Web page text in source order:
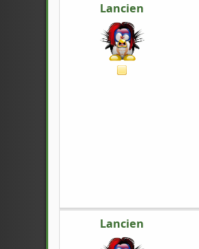
Lancien
Lancien